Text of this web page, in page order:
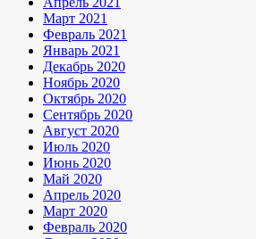
Март 2021
Февраль 2021
Январь 2021
Декабрь 2020
Ноябрь 2020
Октябрь 2020
Сентябрь 2020
Август 2020
Июль 2020
Июнь 2020
Май 2020
Апрель 2020
Март 2020
Февраль 2020